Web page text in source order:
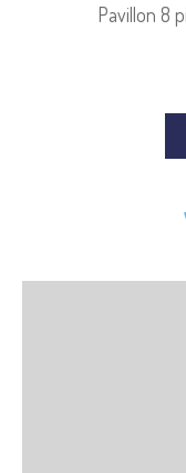
Pavillon 8